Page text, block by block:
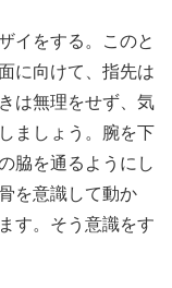
イをする。このと
に向けて、指先は
は無理をせず、気
ましょう。腕を下
脇を通るようにし
を意識して動か
す。そう意識をす